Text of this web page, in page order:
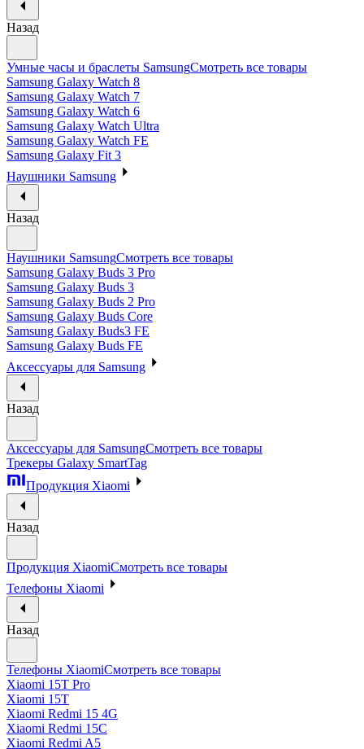
Назад
Умные часы и браслеты SamsungСмотреть все товары
Samsung Galaxy Watch 8
Samsung Galaxy Watch 7
Samsung Galaxy Watch 6
Samsung Galaxy Watch Ultra
Samsung Galaxy Watch FE
Samsung Galaxy Fit 3
Наушники Samsung
Назад
Наушники SamsungСмотреть все товары
Samsung Galaxy Buds 3 Pro
Samsung Galaxy Buds 3
Samsung Galaxy Buds 2 Pro
Samsung Galaxy Buds Core
Samsung Galaxy Buds3 FE
Samsung Galaxy Buds FE
Аксессуары для Samsung
Назад
Аксессуары для SamsungСмотреть все товары
Трекеры Galaxy SmartTag
Продукция Xiaomi
Назад
Продукция XiaomiСмотреть все товары
Телефоны Xiaomi
Назад
Телефоны XiaomiСмотреть все товары
Xiaomi 15T Pro
Xiaomi 15T
Xiaomi Redmi 15 4G
Xiaomi Redmi 15C
Xiaomi Redmi A5